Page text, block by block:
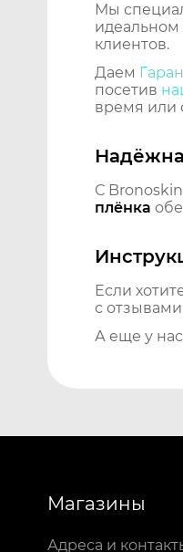
Мы
идеальном
клиентов.
Даем
посетив
время или
С
плёнка
Если
с
А еще у
Магазины
Адреса и